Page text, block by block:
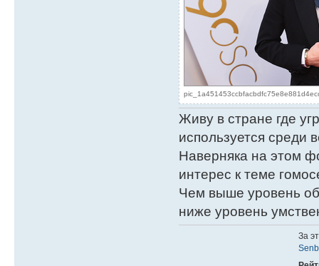
Живу в стране где
используется среди
Наверняка на этом
интерес к теме
Чем выше уровень
ниже уровень
За